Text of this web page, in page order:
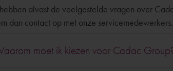
alvast de veelgestelde vragen over
dan contact op met onze servicemedewerkers.
moet ik kiezen voor Cadac